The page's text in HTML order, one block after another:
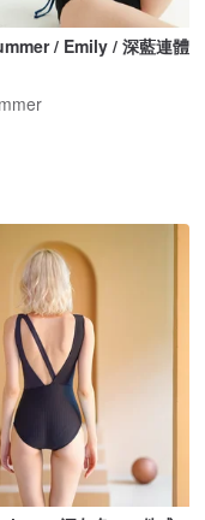
/ Emily / 深藍連體